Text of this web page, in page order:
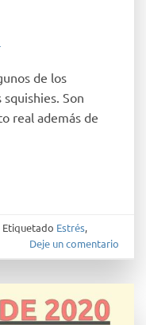
de los
squishies. Son
real además de
Etiquetado Estrés,
Deje un comentario